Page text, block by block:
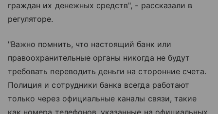
граждан их денежных средств", - рассказали в
регуляторе.
"Важно помнить, что настоящий банк или
правоохранительные органы никогда не будут
требовать переводить деньги на сторонние счета.
Полиция и сотрудники банка всегда работают
только через официальные каналы связи, такие